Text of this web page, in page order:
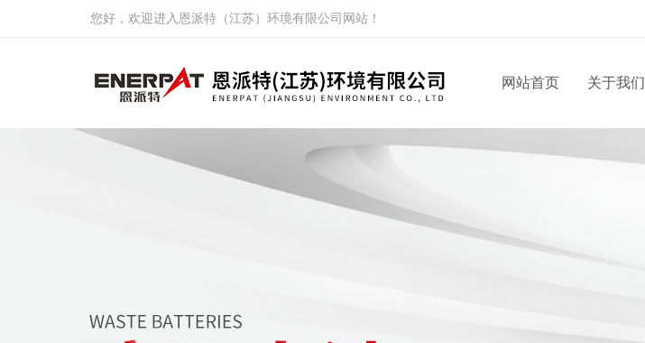
您好，欢迎进入恩派特（江苏）环境有限公司网站！
网站首页 关于我们